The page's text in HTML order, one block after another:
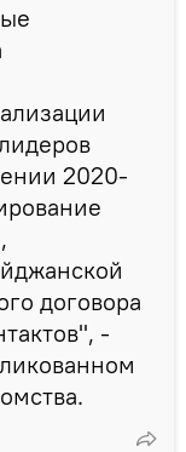
2020-
договора
-